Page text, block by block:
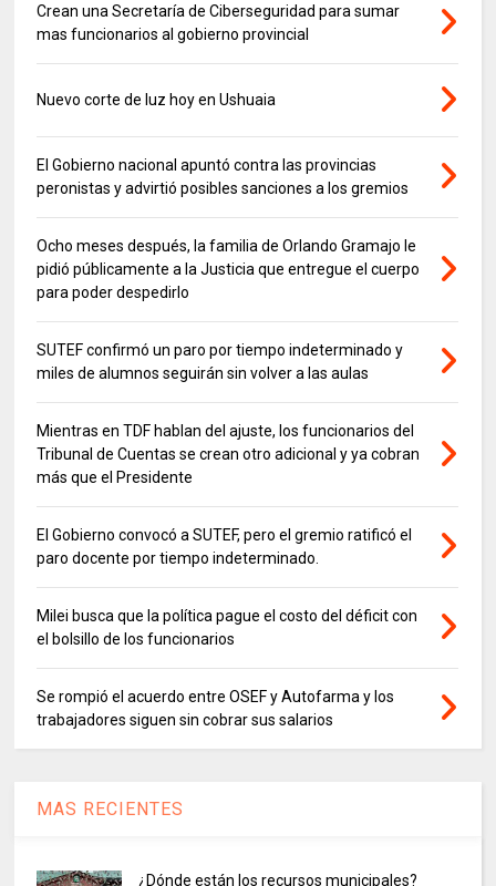
Crean una Secretaría de Ciberseguridad para sumar
mas funcionarios al gobierno provincial
Nuevo corte de luz hoy en Ushuaia
El Gobierno nacional apuntó contra las provincias
peronistas y advirtió posibles sanciones a los gremios
Ocho meses después, la familia de Orlando Gramajo le
pidió públicamente a la Justicia que entregue el cuerpo
para poder despedirlo
SUTEF confirmó un paro por tiempo indeterminado y
miles de alumnos seguirán sin volver a las aulas
Mientras en TDF hablan del ajuste, los funcionarios del
Tribunal de Cuentas se crean otro adicional y ya cobran
más que el Presidente
El Gobierno convocó a SUTEF, pero el gremio ratificó el
paro docente por tiempo indeterminado.
Milei busca que la política pague el costo del déficit con
el bolsillo de los funcionarios
Se rompió el acuerdo entre OSEF y Autofarma y los
trabajadores siguen sin cobrar sus salarios
MAS RECIENTES
¿Dónde están los recursos municipales?